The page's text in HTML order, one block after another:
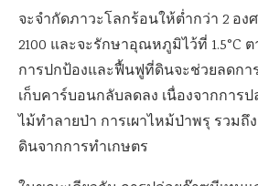
จะจำกัดภาวะโลกร้อนให้ต่ำกว่า 2 อง
2100 และจะรักษาอุณหภูมิไว้ที่ 1.5°C
การปกป้องและฟื้นฟูที่ดินจะช่วยลดก
เก็บคาร์บอนกลับลดลง เนื่องจากการป
ไม้ทำลายป่า การเผาไหม้ป่าพรุ รวมถึ
ดินจากการทำเกษตร